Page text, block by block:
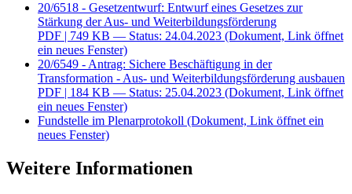
20/6518 - Gesetzentwurf: Entwurf eines Gesetzes zur
Stärkung der Aus- und Weiterbildungsförderung
PDF | 749 KB — Status: 24.04.2023 (Dokument, Link öffnet
ein neues Fenster)
20/6549 - Antrag: Sichere Beschäftigung in der
Transformation - Aus- und Weiterbildungsförderung ausbauen
PDF | 184 KB — Status: 25.04.2023 (Dokument, Link öffnet
ein neues Fenster)
Fundstelle im Plenarprotokoll (Dokument, Link öffnet ein
neues Fenster)
Weitere Informationen